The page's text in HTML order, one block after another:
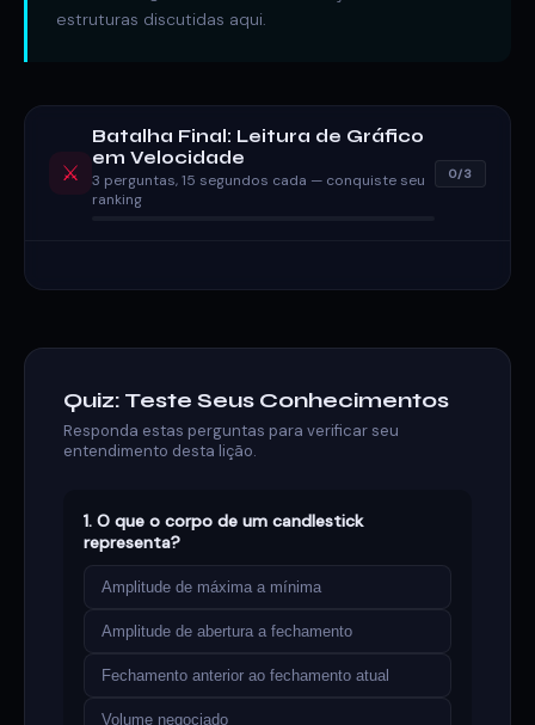
estruturas discutidas aqui.
⚔️
Batalha Final: Leitura de Gráfico
em Velocidade
3 perguntas, 15 segundos cada — conquiste seu
ranking
0/3
Quiz: Teste Seus Conhecimentos
Responda estas perguntas para verificar seu
entendimento desta lição.
1. O que o corpo de um candlestick
representa?
Amplitude de máxima a mínima
Amplitude de abertura a fechamento
Fechamento anterior ao fechamento atual
Volume negociado